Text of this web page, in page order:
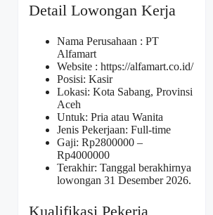
Detail Lowongan Kerja
Nama Perusahaan : PT
Alfamart
Website : https://alfamart.co.id/
Posisi: Kasir
Lokasi: Kota Sabang, Provinsi
Aceh
Untuk: Pria atau Wanita
Jenis Pekerjaan: Full-time
Gaji: Rp2800000 –
Rp4000000
Terakhir: Tanggal berakhirnya
lowongan 31 Desember 2026.
Kualifikasi Pekerja